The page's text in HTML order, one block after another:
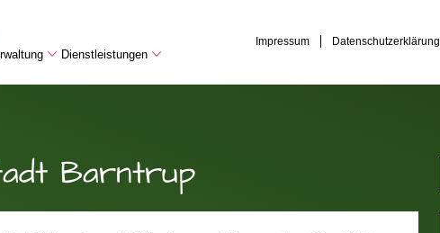
Dienstleistungen
Impressum Datenschutzerklärung
Barntrup